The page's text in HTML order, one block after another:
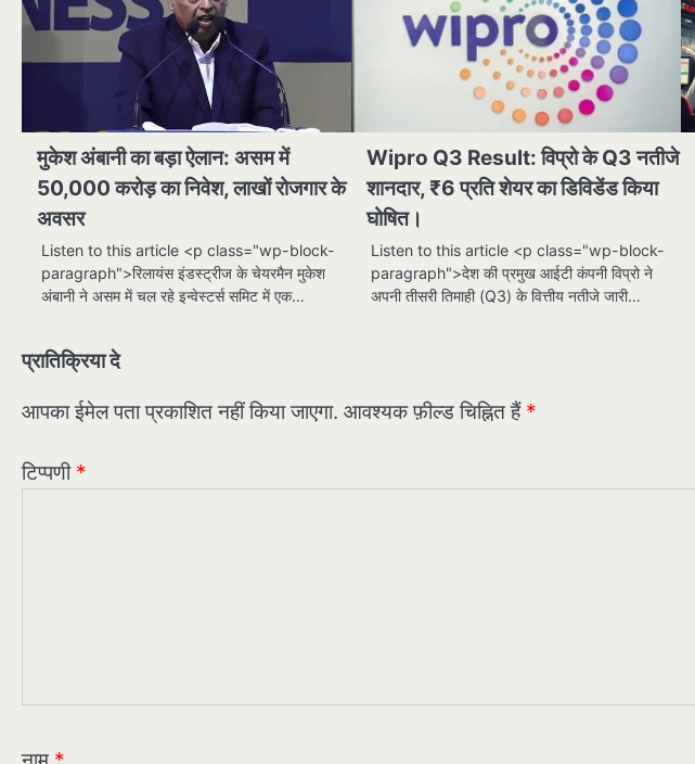
मुकेश अंबानी का बड़ा ऐलान: असम में
50,000 करोड़ का निवेश, लाखों रोजगार के
अवसर
Listen to this article <p class="wp-block-
paragraph">रिलायंस इंडस्ट्रीज के चेयरमैन मुकेश
अंबानी ने असम में चल रहे इन्वेस्टर्स समिट में एक…
Wipro Q3 Result: विप्रो के Q3 नतीजे
शानदार, ₹6 प्रति शेयर का डिविडेंड किया
घोषित।
Listen to this article <p class="wp-block-
paragraph">देश की प्रमुख आईटी कंपनी विप्रो ने
अपनी तीसरी तिमाही (Q3) के वित्तीय नतीजे जारी…
प्रातिक्रिया दे
आपका ईमेल पता प्रकाशित नहीं किया जाएगा. आवश्यक फ़ील्ड चिह्नित हैं *
टिप्पणी *